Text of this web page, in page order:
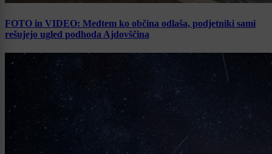
FOTO in VIDEO: Medtem ko občina odlaša, podjetniki sami
rešujejo ugled podhoda Ajdovščina